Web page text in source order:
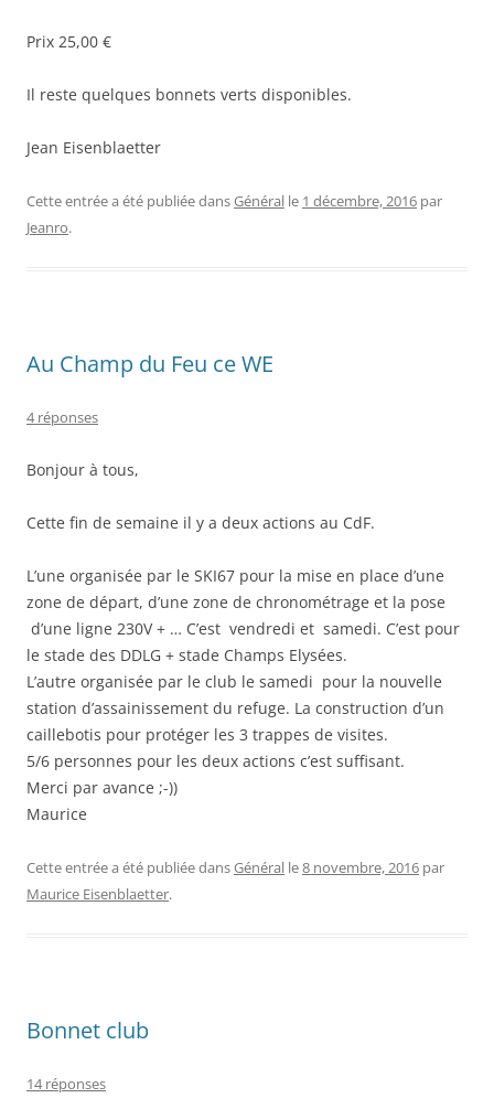
Prix 25,00 €
Il reste quelques bonnets verts disponibles.
Jean Eisenblaetter
Cette entrée a été publiée dansGénéral le 1 décembre, 2016 par
Jeanro.
Au Champ du Feu ce WE
4 réponses
Bonjour à tous,
Cette fin de semaine il y a deux actions au CdF.
L’une organisée par le SKI67 pour la mise en place d’une
zone de départ, d’une zone de chronométrage et la pose
d’une ligne 230V + … C’est vendredi et samedi. C’est pour
le stade des DDLG + stade Champs Elysées.
L’autre organisée par le club le samedi pour la nouvelle
station d’assainissement du refuge. La construction d’un
caillebotis pour protéger les 3 trappes de visites.
5/6 personnes pour les deux actions c’est suffisant.
Merci par avance ;-))
Maurice
Cette entrée a été publiée dansGénéral le8 novembre, 2016 par
Maurice Eisenblaetter.
Bonnet club
14 réponses